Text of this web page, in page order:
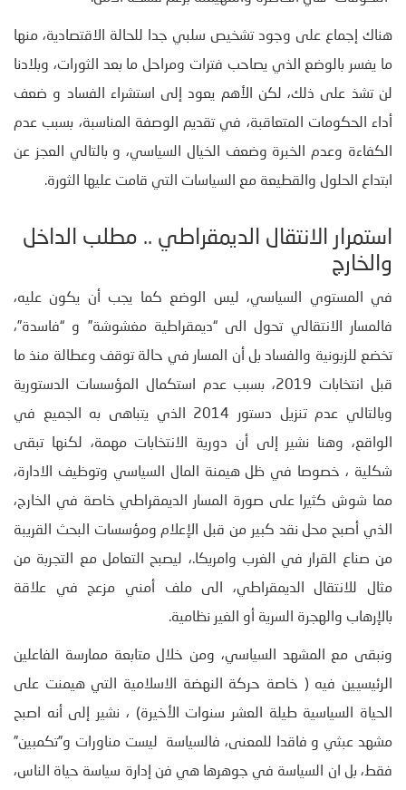
هناك إجماع على وجود تشخيص سلبي جدا للحالة الاقتصادية، منها
ما يفسر بالوضع الذي يصاحب فترات ومراحل ما بعد الثورات، وبلادنا
لن تشذ على ذلك، لكن الأهم يعود إلى استشراء الفساد و ضعف
أداء الحكومات المتعاقبة، في تقديم الوصفة المناسبة، بسبب عدم
الكفاءة وعدم الخبرة وضعف الخيال السياسي، و بالتالي العجز عن
ابتداع الحلول والقطيعة مع السياسات التي قامت عليها الثورة.
استمرار الانتقال الديمقراطي .. مطلب الداخل
والخارج
في المستوي السياسي، ليس الوضع كما يجب أن يكون عليه،
فالمسار الانتقالي تحول الى “ديمقراطية مغشوشة” و “فاسدة”،
تخضع للزبونية والفساد بل أن المسار في حالة توقف وعطالة منذ ما
قبل انتخابات 2019، بسبب عدم استكمال المؤسسات الدستورية
وبالتالي عدم تنزيل دستور 2014 الذي يتباهى به الجميع في
الواقع، وهنا نشير إلى أن دورية الانتخابات مهمة، لكنها تبقى
شكلية ، خصوصا في ظل هيمنة المال السياسي وتوظيف الادارة،
مما شوش كثيرا على صورة المسار الديمقراطي خاصة في الخارج،
الذي أصبح محل نقد كبير من قبل الإعلام ومؤسسات البحث القريبة
من صناع القرار في الغرب وامريكا.، ليصبح التعامل مع التجربة من
مثال للانتقال الديمقراطي، الى ملف أمني مزعج في علاقة
بالإرهاب والهجرة السرية أو الغير نظامية.
ونبقى مع المشهد السياسي، ومن خلال متابعة ممارسة الفاعلين
الرئيسيين فيه ( خاصة حركة النهضة الاسلامية التي هيمنت على
الحياة السياسية طيلة العشر سنوات الأخيرة) ، نشير إلى أنه اصبح
مشهد عبثي و فاقدا للمعنى، فالسياسة ليست مناورات و”تكمبين”
فقط، بل ان السياسة في جوهرها هي فن إدارة سياسة حياة الناس،